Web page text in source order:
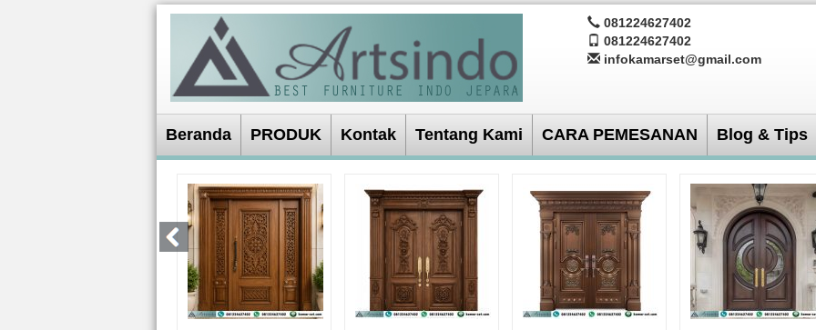
081224627402
081224627402
infokamarset@gmail.com
Beranda PRODUK Kontak Tentang Kami CARA PEMESANAN Blog & Tips